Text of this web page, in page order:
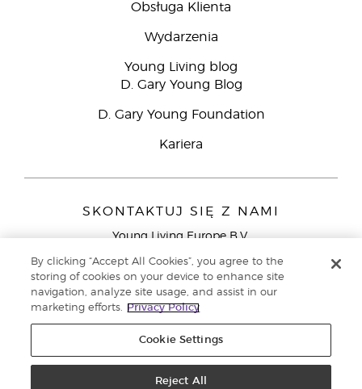
Obsługa Klienta
Wydarzenia
Young Living blog
D. Gary Young Blog
D. Gary Young Foundation
Kariera
SKONTAKTUJ SIĘ Z NAMI
Young Living Europe B.V.
9727 AJ Groningen
Young Living Europe Ltd - Europejska siedziba
główna:+44 (0) 20 3935 9000
zastrzeżone. |Polityka prywatności
By clicking “Accept All Cookies”, you agree to the
storing of cookies on your device to enhance site
navigation, analyze site usage, and assist in our
marketing efforts.
Privacy Policy
Cookie Settings
Reject All